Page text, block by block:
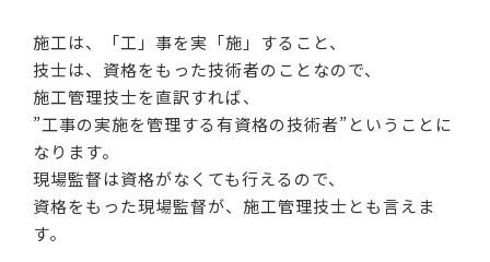
施工は、「工」事を実「施」すること、
技士は、資格をもった技術者のことなので、
施工管理技士を直訳すれば、
”工事の実施を管理する有資格の技術者”ということに
なります。
現場監督は資格がなくても行えるので、
資格をもった現場監督が、施工管理技士とも言えま
す。